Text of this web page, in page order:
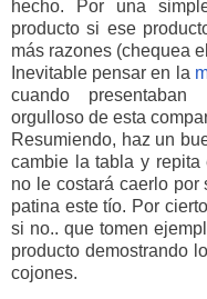
hecho. Por una
producto si ese
más razones (chequea
Inevitable pensar en la
cuando
orgulloso de esta
Resumiendo, haz un
cambie la tabla y repita
no le costará caerlo por
patina este tío. Por
si no.. que tomen
producto demostrando
cojones.